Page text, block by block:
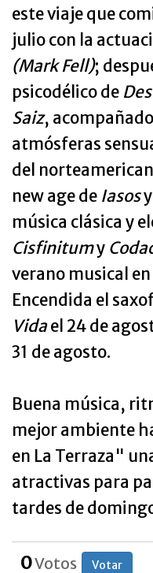
este viaje que
julio con la
(Mark Fell);
psicodélico de
Saiz,
atmósferas
del
new age de Iasosy
música clásica y
Cisfinitumy
verano musical en
Encendida el
Vidael 24 de
31 de agosto.
Buena música,
mejor ambiente
en La Terraza"
atractivas para
tardes de
0Votos Votar